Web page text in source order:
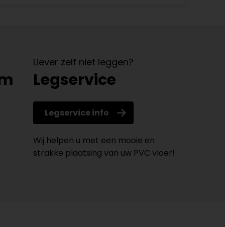
Liever zelf niet leggen?
Legservice
Legservice info
Wij helpen u met een mooie en
strakke plaatsing van uw PVC vloer!